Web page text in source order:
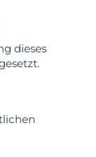
dieses
8/11/26